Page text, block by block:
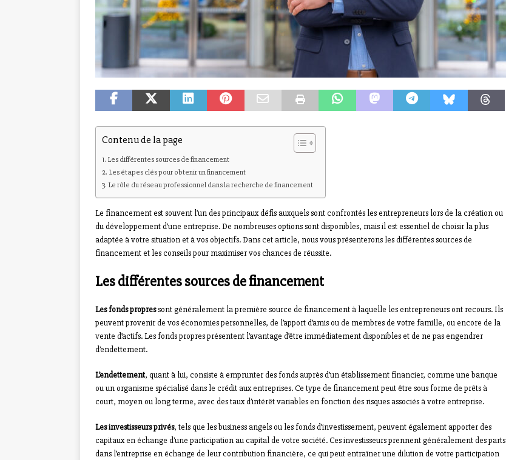
Contenu de la page
Les différentes sources de financement
Les étapes clés pour obtenir un financement
Le rôle du réseau professionnel dans la recherche de financement
Le financement est souvent l’un des principaux défis auxquels sont confrontés les entrepreneurs lors de la création ou
du développement d’une entreprise. De nombreuses options sont disponibles, mais il est essentiel de choisir la plus
adaptée à votre situation et à vos objectifs. Dans cet article, nous vous présenterons les différentes sources de
financement et les conseils pour maximiser vos chances de réussite.
Les différentes sources de financement
Les fonds propressont généralement la première source de financement à laquelle les entrepreneurs ont recours. Ils
peuvent provenir de vos économies personnelles, de l’apport d’amis ou de membres de votre famille, ou encore de la
vente d’actifs. Les fonds propres présentent l’avantage d’être immédiatement disponibles et de ne pas engendrer
d’endettement.
L’endettement, quant à lui, consiste à emprunter des fonds auprès d’un établissement financier, comme une banque
ou un organisme spécialisé dans le crédit aux entreprises. Ce type de financement peut être sous forme de prêts à
court, moyen ou long terme, avec des taux d’intérêt variables en fonction des risques associés à votre entreprise.
Les investisseurs privés, tels que les business angels ou les fonds d’investissement, peuvent également apporter des
capitaux en échange d’une participation au capital de votre société. Ces investisseurs prennent généralement des parts
dans l’entreprise en échange de leur contribution financière, ce qui peut entraîner une dilution de votre participation